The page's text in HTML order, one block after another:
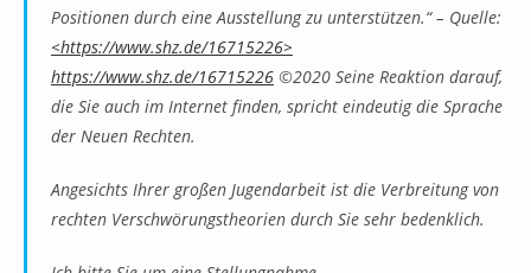
Positionen durch eine Ausstellung zu unterstützen.“ – Quelle:
<https://www.shz.de/16715226>
https://www.shz.de/16715226 ©2020 Seine Reaktion darauf,
die Sie auch im Internet finden, spricht eindeutig die Sprache
der Neuen Rechten.
Angesichts Ihrer großen Jugendarbeit ist die Verbreitung von
rechten Verschwörungstheorien durch Sie sehr bedenklich.